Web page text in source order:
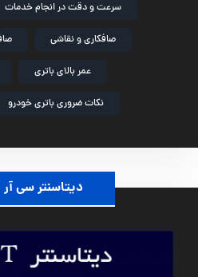
سرعت و دقت در انجام خدمات
صافکاری و نقاشی
عمر بالای باتری
نکات ضروری باتری خودرو
دیتاسنتر سی